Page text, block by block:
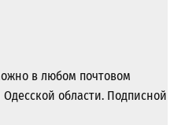
в любом почтовом
области. Подписной